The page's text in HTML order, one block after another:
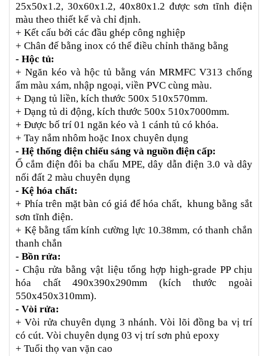
25x50x1.2, 30x60x1.2, 40x80x1.2 được sơn tĩnh điện
màu theo thiết kế và chỉ định.
+ Kết cấu bởi các đầu ghép công nghiệp
+ Chân đế bằng inox có thể điều chỉnh thăng bằng
- Hộc tủ:
+ Ngăn kéo và hộc tủ bằng ván MRMFC V313 chống
ẩm màu xám, nhập ngoại, viền PVC cùng màu.
+ Dạng tủ liền, kích thước 500x 510x570mm.
+ Dạng tủ di động, kích thước 500x 510x7000mm.
+ Được bố trí 01 ngăn kéo và 1 cánh tủ có khóa.
+ Tay nắm nhôm hoặc Inox chuyên dụng
- Hệ thống điện chiếu sáng và nguồn điện cấp:
Ổ cắm điện đôi ba chấu MPE, dây dẫn điện 3.0 và dây
nối đất 2 màu chuyên dụng
- Kệ hóa chất:
+ Phía trên mặt bàn có giá để hóa chất,  khung bằng sắt
sơn tĩnh điện.
+ Kệ bằng tấm kính cường lực 10.38mm, có thanh chắn
thanh chắn
- Bồn rửa:
- Chậu rửa bằng vật liệu tổng hợp high-grade PP chịu
hóa chất 490x390x290mm (kích thước ngoài
550x450x310mm).
- Vòi rửa:
+ Vòi rửa chuyên dụng 3 nhánh. Vòi lõi đồng ba vị trí
có cút. Vòi chuyên dụng 03 vị trí sơn phủ epoxy
+ Tuổi thọ van vặn cao